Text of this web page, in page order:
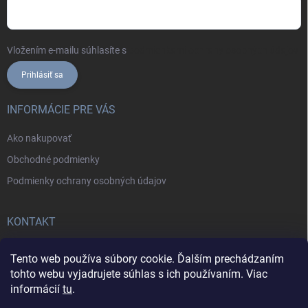
Tento web používa súbory cookie. Ďalším prechádzaním
tohto webu vyjadrujete súhlas s ich používaním. Viac
informácií tu.
Vložením e-mailu súhlasíte s
Prihlásiť sa
INFORMÁCIE PRE VÁS
Ako nakupovať
Obchodné podmienky
Podmienky ochrany osobných údajov
KONTAKT
+421902787857